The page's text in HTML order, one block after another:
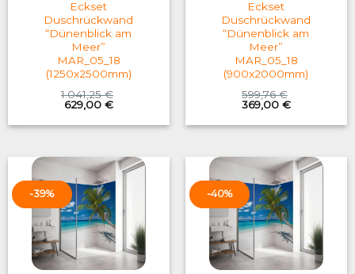
Eckset
Duschrückwand
“Dünenblick am
Meer”
MAR_05_18
(1250x2500mm)
1.041,25€
Original
price
was:
629,00 €Current
is:
Eckset
Duschrückwand
“Dünenblick am
Meer”
MAR_05_18
(900x2000mm)
599,76€
Original
price
was:
369,00 €Current
is:
-39% -40%